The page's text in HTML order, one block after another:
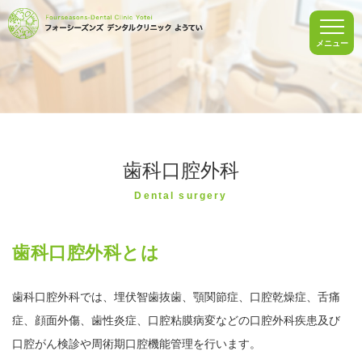
歯科口腔外科
Dental surgery
歯科口腔外科とは
歯科口腔外科では、埋伏智歯抜歯、顎関節症、口腔乾燥症、舌痛
症、顔面外傷、歯性炎症、口腔粘膜病変などの口腔外科疾患及び
口腔がん検診や周術期口腔機能管理を行います。
メニュー